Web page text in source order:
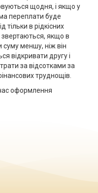
щодня, і якщо у
переплати буде
в рідкісних
звертаються, якщо в
суму меншу, ніж він
відкривати другу і
за відсотками за
труднощів.
оформлення